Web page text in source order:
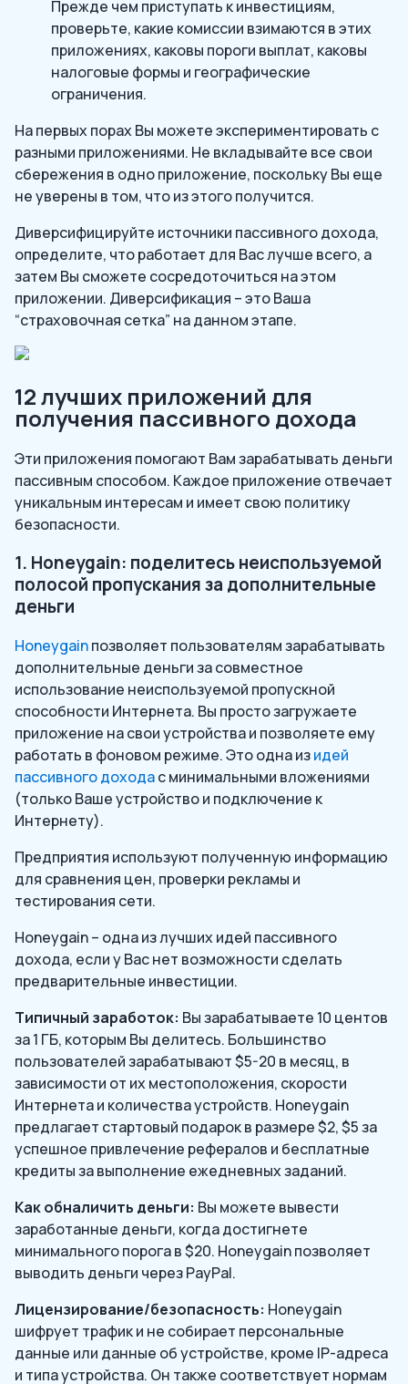
Прежде чем приступать к инвестициям,
проверьте, какие комиссии взимаются в этих
приложениях, каковы пороги выплат, каковы
налоговые формы и географические
ограничения.
На первых порах Вы можете экспериментировать с
разными приложениями. Не вкладывайте все свои
сбережения в одно приложение, поскольку Вы еще
не уверены в том, что из этого получится.
Диверсифицируйте источники пассивного дохода,
определите, что работает для Вас лучше всего, а
затем Вы сможете сосредоточиться на этом
приложении. Диверсификация – это Ваша
“страховочная сетка” на данном этапе.
12 лучших приложений для
получения пассивного дохода
Эти приложения помогают Вам зарабатывать деньги
пассивным способом. Каждое приложение отвечает
уникальным интересам и имеет свою политику
безопасности.
1. Honeygain: поделитесь неиспользуемой
полосой пропускания за дополнительные
деньги
Honeygainпозволяет пользователям зарабатывать
дополнительные деньги за совместное
использование неиспользуемой пропускной
способности Интернета. Вы просто загружаете
приложение на свои устройства и позволяете ему
работать в фоновом режиме. Это одна изидей
пассивного доходас минимальными вложениями
(только Ваше устройство и подключение к
Интернету).
Предприятия используют полученную информацию
для сравнения цен, проверки рекламы и
тестирования сети.
Honeygain – одна из лучших идей пассивного
дохода, если у Вас нет возможности сделать
предварительные инвестиции.
Типичный заработок: Вы зарабатываете 10 центов
за 1 ГБ, которым Вы делитесь. Большинство
пользователей зарабатывают $5-20 в месяц, в
зависимости от их местоположения, скорости
Интернета и количества устройств. Honeygain
предлагает стартовый подарок в размере $2, $5 за
успешное привлечение рефералов и бесплатные
кредиты за выполнение ежедневных заданий.
Как обналичить деньги: Вы можете вывести
заработанные деньги, когда достигнете
минимального порога в $20. Honeygain позволяет
выводить деньги через PayPal.
Лицензирование/безопасность: Honeygain
шифрует трафик и не собирает персональные
данные или данные об устройстве, кроме IP-адреса
и типа устройства. Он также соответствует нормам